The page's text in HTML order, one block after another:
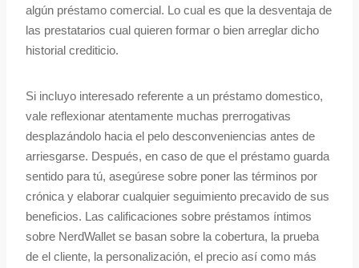
algún préstamo comercial. Lo cual es que la desventaja de
las prestatarios cual quieren formar o bien arreglar dicho
historial crediticio.
Si incluyo interesado referente a un préstamo domestico,
vale reflexionar atentamente muchas prerrogativas
desplazándolo hacia el pelo desconveniencias antes de
arriesgarse. Después, en caso de que el préstamo guarda
sentido para tú, asegúrese sobre poner las términos por
crónica y elaborar cualquier seguimiento precavido de sus
beneficios. Las calificaciones sobre préstamos íntimos
sobre NerdWallet se basan sobre la cobertura, la prueba
de el cliente, la personalización, el precio así­ como más